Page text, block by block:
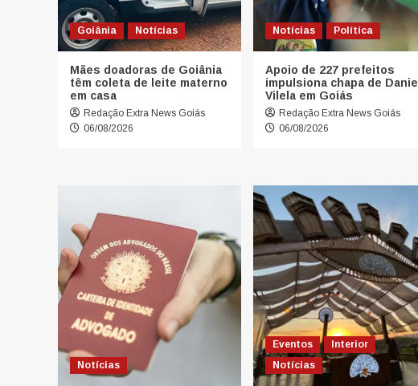
Goiânia Notícias
Mães doadoras de Goiânia
têm coleta de leite materno
em casa
Redação Extra News Goiás
06/08/2026
Notícias Política
Apoio de 227 prefeitos
impulsiona chapa de Daniel
Vilela em Goiás
Redação Extra News Goiás
06/08/2026
Notícias
Eventos
Interior
Notícias